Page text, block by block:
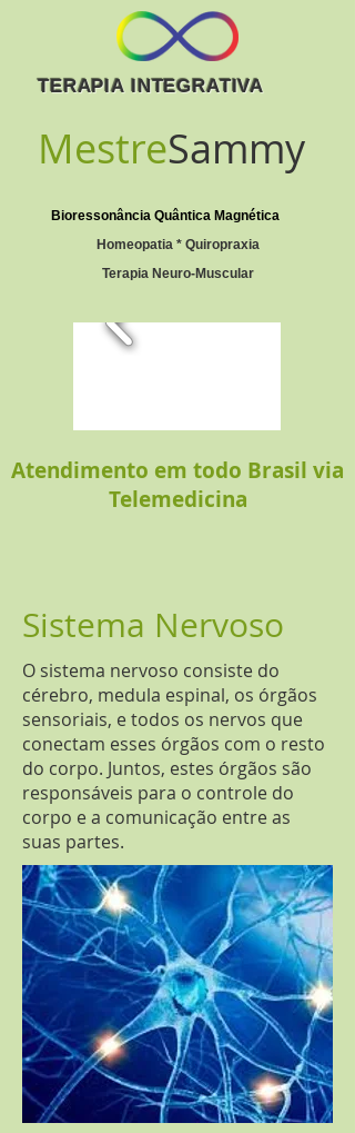
TERAPIA INTEGRATIVA
MestreSammy
Bioressonância Quântica Magnética
Homeopatia * Quiropraxia
Terapia Neuro-Muscular
Atendimento em todo Brasil via
Telemedicina
Sistema Nervoso
O sistema nervoso consiste do
cérebro, medula espinal, os órgãos
sensoriais, e todos os nervos que
conectam esses órgãos com o resto
do corpo. Juntos, estes órgãos são
responsáveis ​​para o controle do
corpo e a comunicação entre as
suas partes.